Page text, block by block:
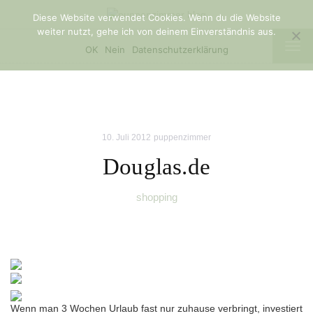
10. Juli 2012 puppenzimmer
Douglas.de
shopping
Wenn man 3 Wochen Urlaub fast nur zuhause verbringt, investiert
Diese Website verwendet Cookies. Wenn du die Website
weiter nutzt, gehe ich von deinem Einverständnis aus.
OK
Nein Datenschutzerklärung